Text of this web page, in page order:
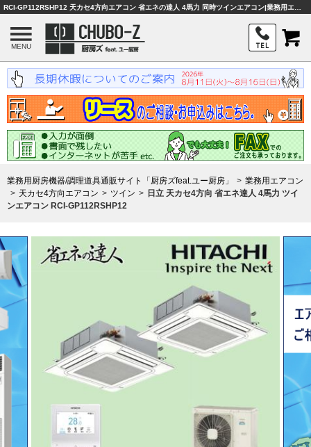
MENU
業務用厨房機器/調理道具通販サイト「厨房ズfeat.ユー厨房」
業務用エアコン
天カセ4方向エアコン
ツイン
日立 天カセ4方向 省エネ達人 4馬力 ツイ
ンエアコン RCI-GP112RSHP12